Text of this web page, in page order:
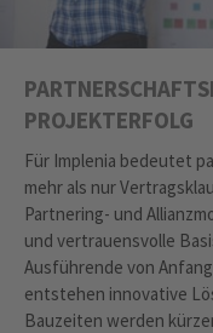
PROJEKTERFOLG
Für Implenia bedeutet
mehr als nur
Partnering- und
und vertrauensvolle
Ausführende von
entstehen innovative
Bauzeiten werden